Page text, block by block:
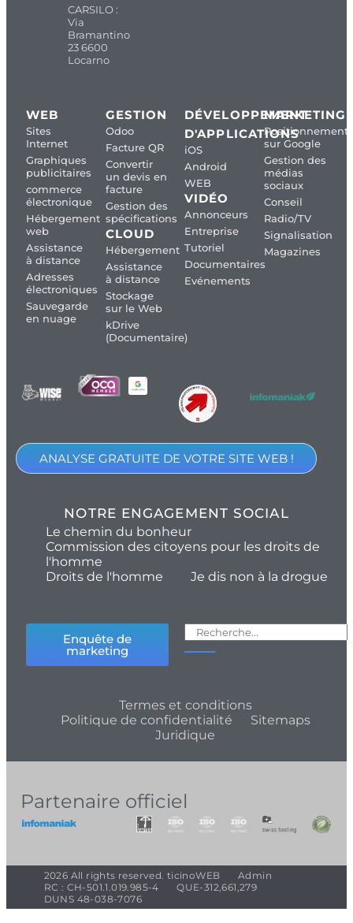
CARSILO :
Via
Bramantino
23 6600
Locarno
WEB
Sites
Internet
Graphiques
publicitaires
commerce
électronique
Hébergement
web
Assistance
à distance
Adresses
électroniques
Sauvegarde
en nuage
GESTION
Odoo
Facture QR
Convertir
un devis en
facture
Gestion des
spécifications
CLOUD
Hébergement
Assistance
à distance
Stockage
sur le Web
kDrive
(Documentaire)
DÉVELOPPEMENT
D'APPLICATIONS
iOS
Android
WEB
VIDÉO
Annonceurs
Entreprise
Tutoriel
Documentaires
Evénements
MARKETING
Positionnement
sur Google
Gestion des
médias
sociaux
Conseil
Radio/TV
Signalisation
Magazines
ANALYSE GRATUITE DE VOTRE SITE WEB !
NOTRE ENGAGEMENT SOCIAL
Le chemin du bonheur
Commission des citoyens pour les droits de
l'homme
Droits de l'homme
Je dis non à la drogue
Enquête de
marketing
Termes et conditions
Politique de confidentialité
Sitemaps
Juridique
Partenaire officiel
2026 All rights reserved. ticinoWEB
Admin
RC : CH-501.1.019.985-4
QUE-312,661,279
DUNS 48-038-7076